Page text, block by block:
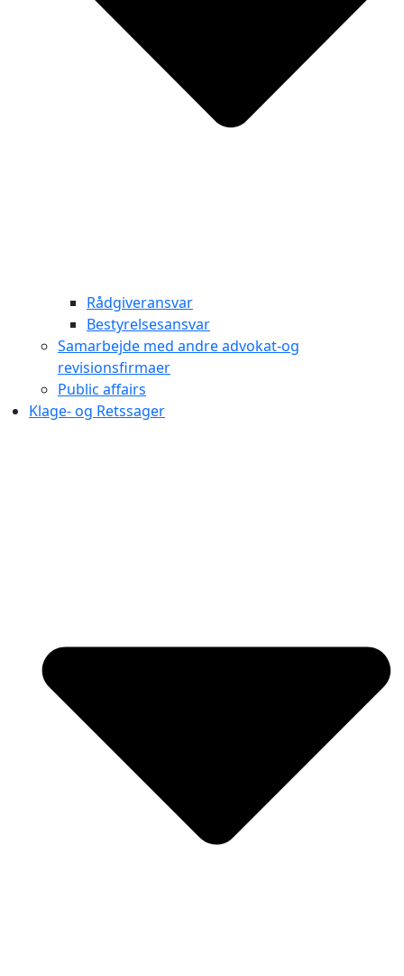
Rådgiveransvar
Bestyrelsesansvar
Samarbejde med andre advokat-og
revisionsfirmaer
Public affairs
Klage- og Retssager